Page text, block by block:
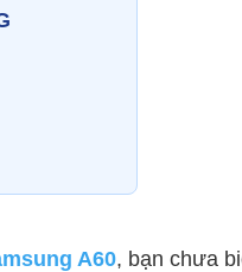
A60, bạn chưa